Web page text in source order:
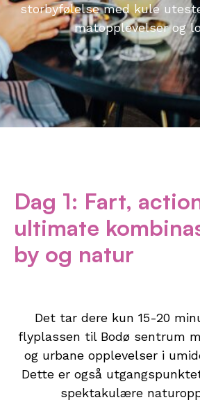
storbyfølelse med kule
matopplevelser og
Dag 1: Fart,
ultimate
by og natur
Det tar dere kun 15-20
flyplassen til Bodø sentrum
og urbane opplevelser i
Dette er også
spektakulære